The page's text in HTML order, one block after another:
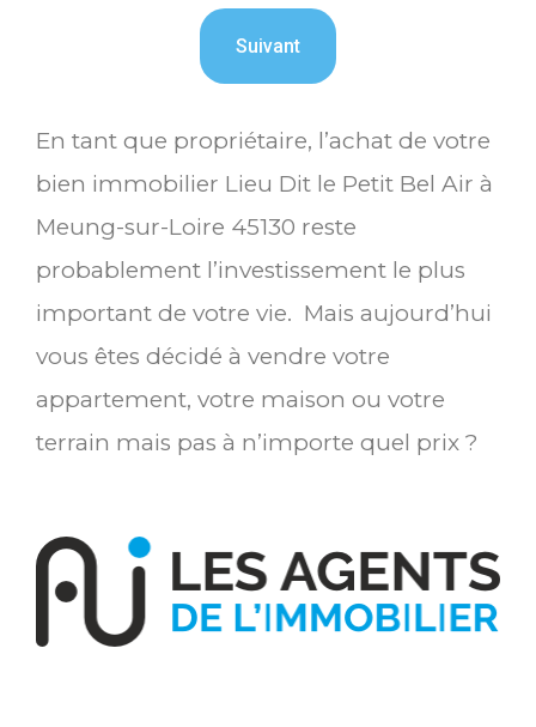
En tant que propriétaire, l’achat de votre
bien immobilier Lieu Dit le Petit Bel Air à
Meung-sur-Loire 45130 reste
probablement l’investissement le plus
important de votre vie. Mais aujourd’hui
vous êtes décidé à vendre votre
appartement, votre maison ou votre
terrain mais pas à n’importe quel prix ?